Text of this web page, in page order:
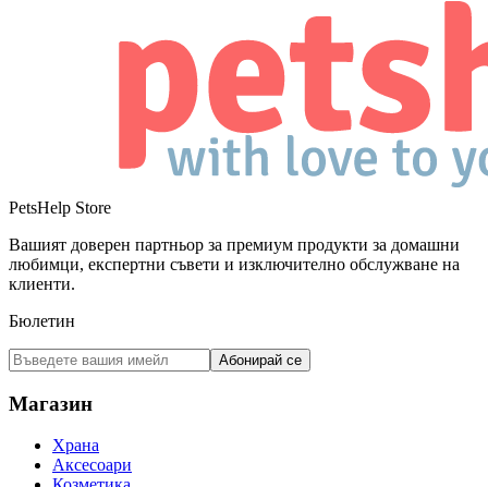
PetsHelp Store
Вашият доверен партньор за премиум продукти за домашни
любимци, експертни съвети и изключително обслужване на
клиенти.
Бюлетин
Абонирай се
Магазин
Храна
Аксесоари